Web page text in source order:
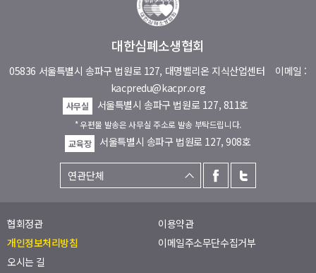
대한심폐소생협회
05836 서울특별시 송파구 법원로 127, 대명벨리온 지식산업센터 이메일 :
kacpredu@kacpr.org
사무실 서울특별시 송파구 법원로 127, 811호
* 우편물 발송은 사무실 주소로 발송 부탁드립니다.
교육장
서울특별시 송파구 법원로 127, 908호
협회정관
이용약관
개인정보처리방침
이메일주소무단수집거부
오시는 길